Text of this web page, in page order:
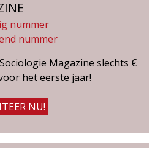
nummer
nummer
Magazine slechts €
het eerste jaar!
NU!